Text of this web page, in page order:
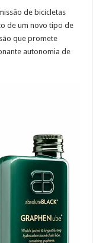
de bicicletas
de um novo tipo de
que promete
autonomia de